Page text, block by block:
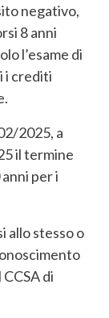
negativo,
8 anni
l’esame di
i crediti
2025, a
il termine
per i
allo stesso o
di